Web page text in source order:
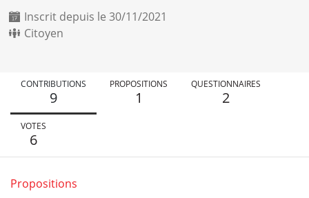
Inscrit depuis le 30/11/2021
Citoyen
CONTRIBUTIONS
9
PROPOSITIONS
1
QUESTIONNAIRES
2
VOTES
6
Propositions